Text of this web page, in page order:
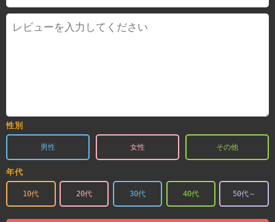
性別
男性 女性 その他
年代
10代 20代 30代 40代 50代～